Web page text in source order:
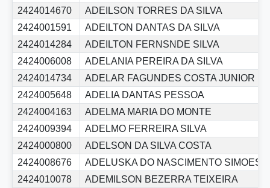
2424014670
ADEILSON TORRES DA SILVA
2424001591
ADEILTON DANTAS DA SILVA
2424014284
ADEILTON FERNSNDE SILVA
2424006008
ADELANIA PEREIRA DA SILVA
2424014734
ADELAR FAGUNDES COSTA JUNIOR
2424005648
ADELIA DANTAS PESSOA
2424004163
ADELMA MARIA DO MONTE
2424009394
ADELMO FERREIRA SILVA
2424000800
ADELSON DA SILVA COSTA
2424008676
ADELUSKA DO NASCIMENTO SIMOES
2424010078
ADEMILSON BEZERRA TEIXEIRA